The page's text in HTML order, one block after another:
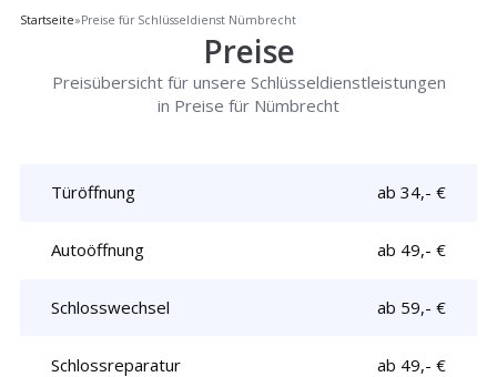
Startseite»Preise für Schlüsseldienst Nümbrecht
Preise
Preisübersicht für unsere Schlüsseldienstleistungen
in Preise für Nümbrecht
Türöffnung ab 34,- €
Autoöffnung ab 49,- €
Schlosswechsel ab 59,- €
Schlossreparatur ab 49,- €